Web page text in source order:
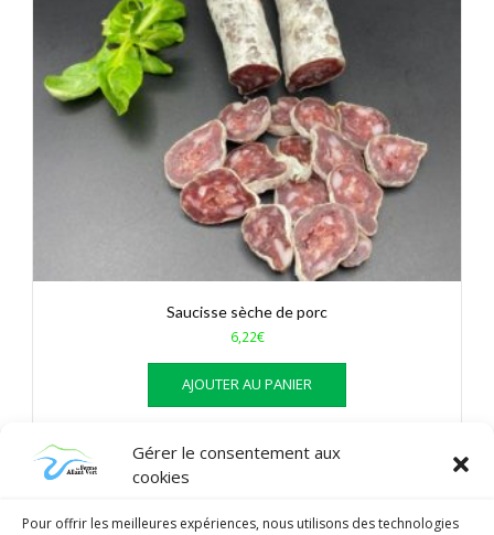
Gérer le consentement aux
cookies
Pour offrir les meilleures expériences, nous utilisons des technologies
Saucisse sèche de porc
6,22€
AJOUTER AU PANIER